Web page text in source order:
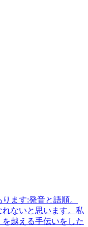
ます:発音と語順。
ないと思います。私
越える手伝いをした